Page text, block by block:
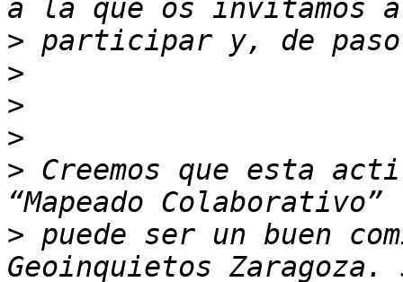
>
>
>
>
> Creemos que esta
> puede ser un buen